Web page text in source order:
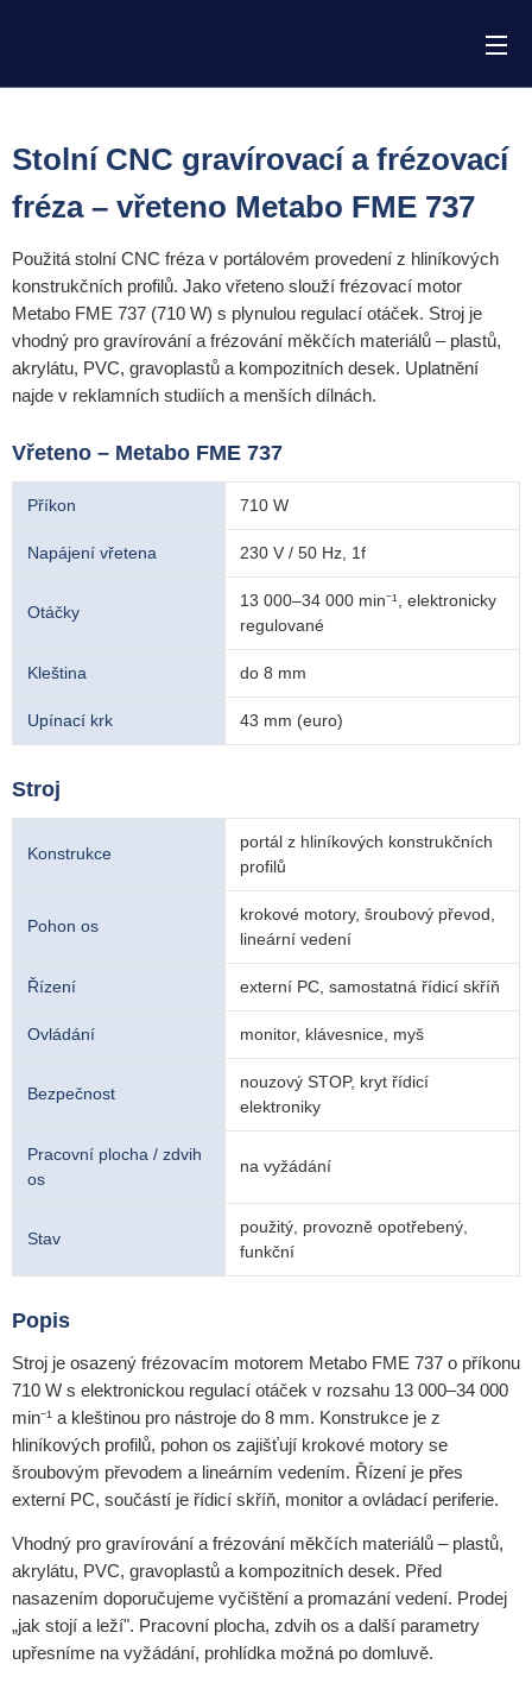
Stolní CNC gravírovací a frézovací
fréza – vřeteno Metabo FME 737
Použitá stolní CNC fréza v portálovém provedení z hliníkových
konstrukčních profilů. Jako vřeteno slouží frézovací motor
Metabo FME 737 (710 W) s plynulou regulací otáček. Stroj je
vhodný pro gravírování a frézování měkčích materiálů – plastů,
akrylátu, PVC, gravoplastů a kompozitních desek. Uplatnění
najde v reklamních studiích a menších dílnách.
Vřeteno – Metabo FME 737
Příkon 710 W
Napájení vřetena 230 V / 50 Hz, 1f
Otáčky
13 000–34 000 min⁻¹, elektronicky
regulované
Kleština do 8 mm
Upínací krk 43 mm (euro)
Stroj
Konstrukce
portál z hliníkových konstrukčních
profilů
Pohon os
krokové motory, šroubový převod,
lineární vedení
Řízení externí PC, samostatná řídicí skříň
Ovládání monitor, klávesnice, myš
Bezpečnost
nouzový STOP, kryt řídicí
elektroniky
Pracovní plocha / zdvih
os
na vyžádání
Stav
použitý, provozně opotřebený,
funkční
Popis
Stroj je osazený frézovacím motorem Metabo FME 737 o příkonu
710 W s elektronickou regulací otáček v rozsahu 13 000–34 000
min⁻¹ a kleštinou pro nástroje do 8 mm. Konstrukce je z
hliníkových profilů, pohon os zajišťují krokové motory se
šroubovým převodem a lineárním vedením. Řízení je přes
externí PC, součástí je řídicí skříň, monitor a ovládací periferie.
Vhodný pro gravírování a frézování měkčích materiálů – plastů,
akrylátu, PVC, gravoplastů a kompozitních desek. Před
nasazením doporučujeme vyčištění a promazání vedení. Prodej
„jak stojí a leží". Pracovní plocha, zdvih os a další parametry
upřesníme na vyžádání, prohlídka možná po domluvě.